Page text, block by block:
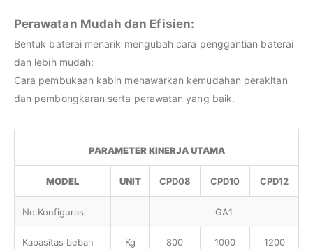
Perawatan Mudah dan Efisien:
Bentuk baterai menarik mengubah cara penggantian baterai
dan lebih mudah;
Cara pembukaan kabin menawarkan kemudahan perakitan
dan pembongkaran serta perawatan yang baik.
PARAMETER KINERJA UTAMA
MODEL UNIT CPD08 CPD10 CPD12
No.Konfigurasi GA1
Kapasitas beban Kg 800 1000 1200